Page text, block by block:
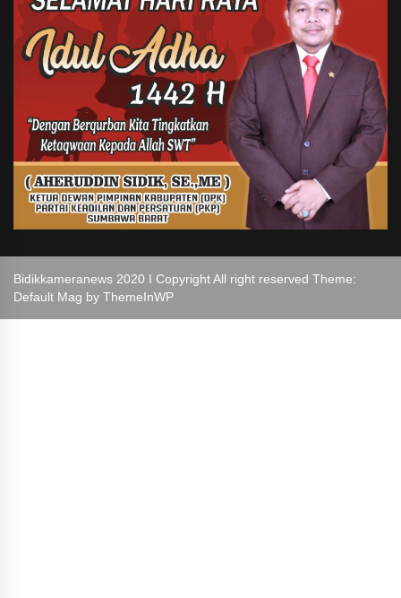
Bidikkameranews 2020 I Copyright All right reserved Theme:
Default Mag by ThemeInWP